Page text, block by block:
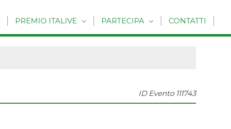
PREMIO ITALIVE PARTECIPA CONTATTI
ID Evento 111743